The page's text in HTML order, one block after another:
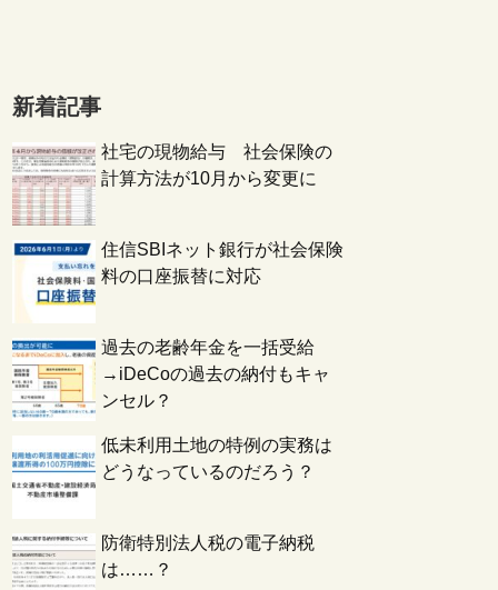
新着記事
社宅の現物給与 社会保険の
計算方法が10月から変更に
住信SBIネット銀行が社会保険
料の口座振替に対応
過去の老齢年金を一括受給
→iDeCoの過去の納付もキャ
ンセル？
低未利用土地の特例の実務は
どうなっているのだろう？
防衛特別法人税の電子納税
は……？